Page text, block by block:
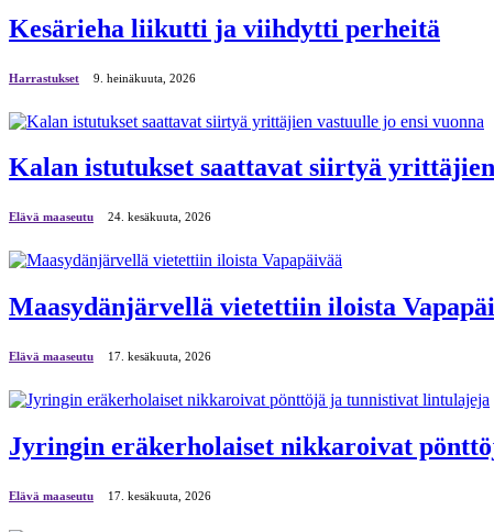
Kesärieha liikutti ja viihdytti perheitä
Harrastukset 9. heinäkuuta, 2026
Kalan istutukset saattavat siirtyä
Elävä maaseutu 24. kesäkuuta, 2026
Maasydänjärvellä vietettiin iloista
Elävä maaseutu 17. kesäkuuta, 2026
Jyringin eräkerholaiset nikkaroivat
Elävä maaseutu 17. kesäkuuta, 2026